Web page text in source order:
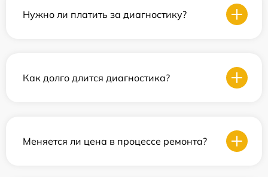
Нужно ли платить за диагностику?
Как долго длится диагностика?
Меняется ли цена в процессе ремонта?